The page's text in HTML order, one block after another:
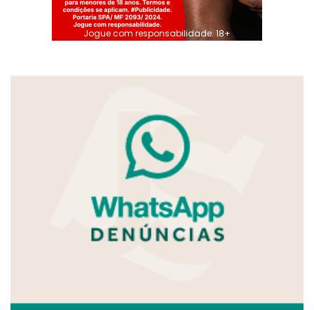
Jogue com responsabilidade. 18+